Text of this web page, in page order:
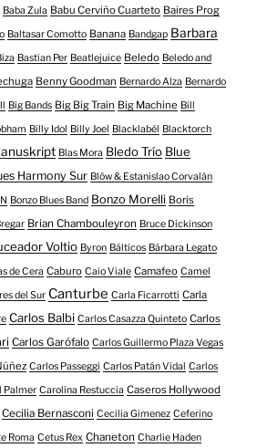
Baba Zula Babu Cerviño Cuarteto Baires Prog
Baltasar Comotto Banana Bandgap Barbara
Bastian Per Beatlejuice Beledo Beledo and
Benny Goodman Bernardo Alza Bernardo
Big Bands Big Big Train Big Machine Bill
Billy Idol Billy Joel Blacklabél Blacktorch
Blas Mora Bledo Trío Blue
Harmony Sur Blöw & Estanislao Corvalán
Bonzo Blues Band Bonzo Morelli Boris
Brian Chambouleyron Bruce Dickinson
Voltio Byron Bálticos Bárbara Legato
de Cera Caburo Caio Viale Camafeo Camel
del Sur Canturbe Carla Ficarrotti Carla
Carlos Balbi Carlos Casazza Quinteto Carlos
Carlos Garófalo Carlos Guillermo Plaza Vegas
Carlos Passeggi Carlos Patán Vidal Carlos
Palmer Carolina Restuccia Caseros Hollywood
Cecilia Bernasconi Cecilia Gimenez Ceferino
Roma Cetus Rex Chaneton Charlie Haden